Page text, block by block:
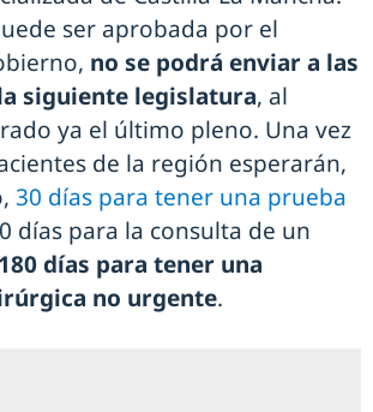
ser aprobada por el
no se podrá enviar a las
siguiente legislatura, al
ya el último pleno. Una vez
de la región esperarán,
30 días para tener una prueba
días para la consulta de un
180 días para tener una
no urgente.